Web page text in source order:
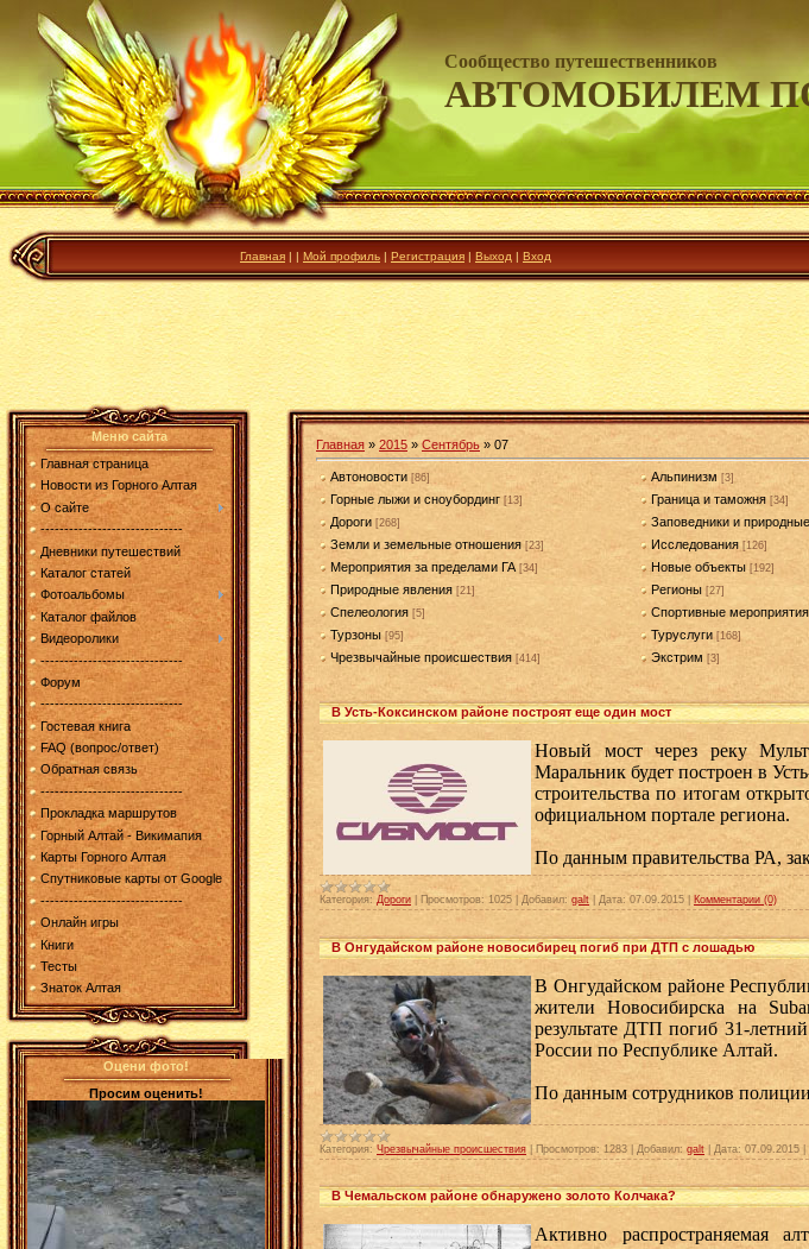
Сообщество путешественников
АВТОМОБИЛЕМ
Главная | | Мой профиль | Регистрация | Выход | Вход
Меню сайта
Главная страница
Новости из Горного Алтая
О сайте
------------------------------
Дневники путешествий
Каталог статей
Фотоальбомы
Каталог файлов
Видеоролики
------------------------------
Форум
------------------------------
Гостевая книга
FAQ (вопрос/ответ)
Обратная связь
------------------------------
Прокладка маршрутов
Горный Алтай - Викимапия
Карты Горного Алтая
Спутниковые карты от Google
------------------------------
Онлайн игры
Книги
Тесты
Знаток Алтая
Оцени фото!
Просим оценить!
Главная » 2015 » Сентябрь » 07
Автоновости [86] Альпинизм [3]
Горные лыжи и сноубординг [13] Граница и таможня [34]
Дороги [268] Заповедники и
Земли и земельные отношения [23] Исследования [126]
Мероприятия за пределами ГА [34] Новые объекты [192]
Природные явления [21] Регионы [27]
Спелеология [5] Спортивные мероприятия
Турзоны [95] Туруслуги [168]
Чрезвычайные происшествия [414] Экстрим [3]
В Усть-Коксинском районе построят еще один мост
Новый мост через реку
Маральник будет построен в
строительства по итогам
официальном портале региона.
По данным правительства РА,
Категория: Дороги Просмотров: 1025 Добавил: galt Дата: 07.09.2015 Комментарии (0)
В Онгудайском районе новосибирец погиб при ДТП с лошадью
В Онгудайском районе
жители Новосибирска на
результате ДТП погиб 31-
России по Республике Алтай.
По данным сотрудников
Категория: Чрезвычайные происшествия Просмотров: 1283 Добавил: galt Дата: 07.09.2015
В Чемальском районе обнаружено золото Колчака?
Активно распространяемая